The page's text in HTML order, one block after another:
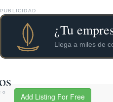
PUBLICIDAD
Add Listing For Free